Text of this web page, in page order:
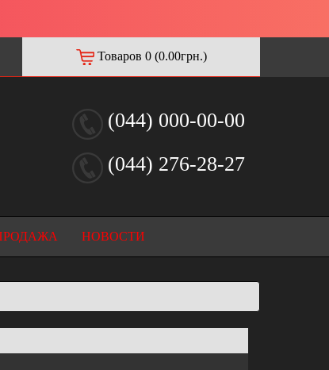
Товаров 0 (0.00грн.)
(044) 000-00-00
(044) 276-28-27
НОВОСТИ